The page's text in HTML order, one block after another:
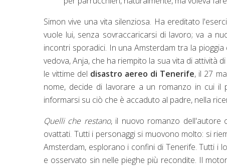
Simon vive una vita silenziosa. Ha ereditato
vuole lui, senza sovraccaricarsi di lavoro; va a
incontri sporadici. In una Amsterdam tra la
vedova, Anja, che ha riempito la sua vita di attività
le vittime del disastro aereo di Tenerife, il 27
nome, decide di lavorare a un romanzo in cui il
informarsi su ciò che è accaduto al padre, nella
Quelli che restano, il nuovo romanzo dell'autore
ovattati. Tutti i personaggi si muovono molto: si
Amsterdam, esplorano i confini di Tenerife. Tutti i
e osservato sin nelle pieghe più recondite. Il